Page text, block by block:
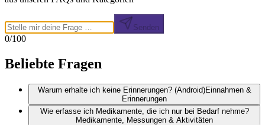
Senden
0/100
Beliebte Fragen
Warum erhalte ich keine Erinnerungen? (Android)Einnahmen &
Erinnerungen
Wie erfasse ich Medikamente, die ich nur bei Bedarf nehme?
Medikamente, Messungen & Aktivitäten